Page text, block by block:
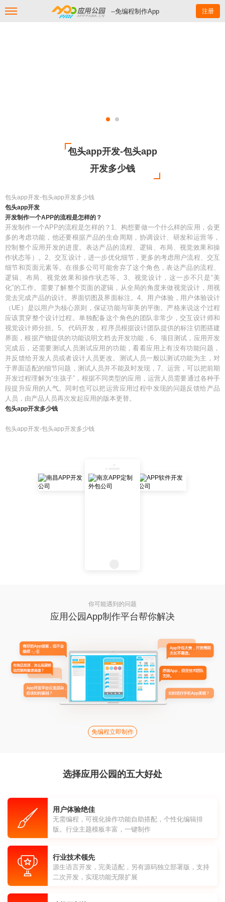
--免编程制作App 注册
包头app开发-包头app
开发多少钱
包头app开发-包头app开发多少钱
包头app开发
开发制作一个APP的流程是怎样的？
开发制作一个APP的流程是怎样的？1、构想要做一个什么样的应用，会更
多的考虑功能，他还要根据产品的生命周期，协调设计、研发和运营等，
控制整个应用开发的进度。表达产品的流程、逻辑、布局、视觉效果和操
作状态等）。2、交互设计，进一步优化细节，更多的考虑用户流程、交互
细节和页面元素等。在很多公司可能舍弃了这个角色，表达产品的流程、
逻辑、布局、视觉效果和操作状态等。3、视觉设计，这一步不只是“美
化”的工作。需要了解整个页面的逻辑，从全局的角度来做视觉设计，用视
觉去完成产品的设计。界面切图及界面标注。4、用户体验，用户体验设计
（UE）是以用户为核心原则，保证功能与审美的平衡。严格来说这个过程
应该贯穿整个设计过程。单独配备这个角色的团队非常少，交互设计师和
视觉设计师分担。5、代码开发，程序员根据设计团队提供的标注切图搭建
界面，根据产物提供的功能说明文档去开发功能，6、项目测试，应用开发
完成后，还需要测试人员测试应用的功能，看看应用上有没有功能问题，
并反馈给开发人员或者设计人员更改。测试人员一般以测试功能为主，对
于界面适配的细节问题，测试人员并不能及时发现，7、运营，可以把前期
开发过程理解为“生孩子”，根据不同类型的应用，运营人员需要通过各种手
段提升应用的人气。同时也可以把运营应用过程中发现的问题反馈给产品
人员，由产品人员再次发起应用的版本更替。
包头app开发多少钱
包头app开发-包头app开发多少钱
你可能遇到的问题
应用公园App制作平台帮你解决
免编程立即制作
选择应用公园的五大好处
用户体验绝佳
无需编程，可视化操作功能自助搭配，个性化编辑排
版。行业主题模板丰富，一键制作
行业技术领先
源生语言开发，完美适配，另有源码独立部署版，支持
二次开发，实现功能无限扩展